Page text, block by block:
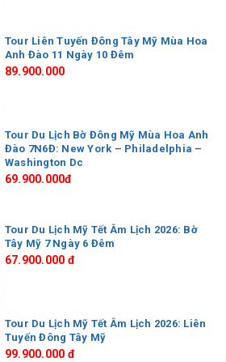
Tour Liên Tuyến Đông Tây Mỹ Mùa Hoa
Anh Đào 11 Ngày 10 Đêm
89.900.000
Tour Du Lịch Bờ Đông Mỹ Mùa Hoa Anh
Đào 7N6Đ: New York – Philadelphia –
Washington Dc
69.900.000đ
Tour Du Lịch Mỹ Tết Âm Lịch 2026: Bờ
Tây Mỹ 7 Ngày 6 Đêm
67.900.000 đ
Tour Du Lịch Mỹ Tết Âm Lịch 2026: Liên
Tuyến Đông Tây Mỹ
99.900.000 đ